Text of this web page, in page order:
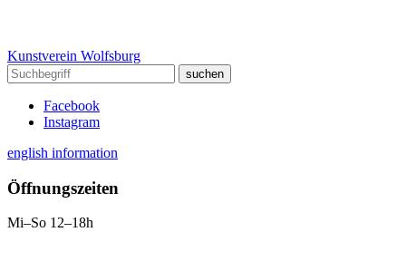
Kunstverein Wolfsburg
Facebook
Instagram
english information
Öffnungszeiten
Mi–So 12–18h